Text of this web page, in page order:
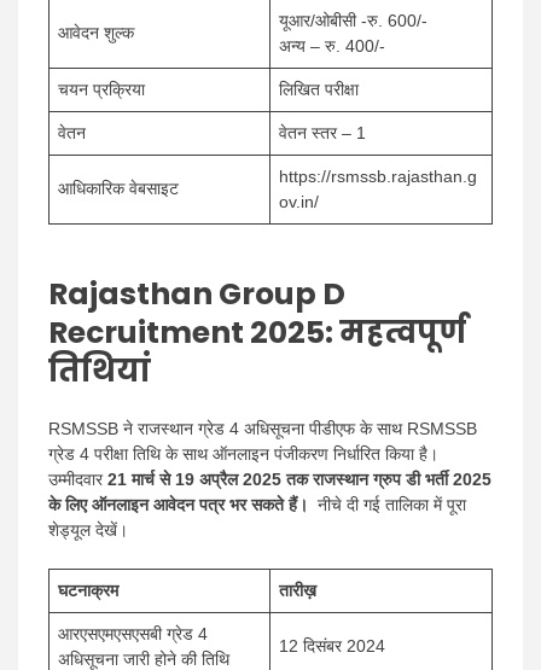
आवेदन शुल्क
यूआर/ओबीसी -रु. 600/-
अन्य – रु. 400/-
चयन प्रक्रिया लिखित परीक्षा
वेतन वेतन स्तर – 1
आधिकारिक वेबसाइट
https://rsmssb.rajasthan.g
ov.in/
Rajasthan Group D
Recruitment 2025: महत्वपूर्ण
तिथियां
RSMSSB ने राजस्थान ग्रेड 4 अधिसूचना पीडीएफ के साथ RSMSSB
ग्रेड 4 परीक्षा तिथि के साथ ऑनलाइन पंजीकरण निर्धारित किया है।
उम्मीदवार21 मार्च से 19 अप्रैल 2025 तकराजस्थान ग्रुप डी भर्ती 2025
के लिए ऑनलाइन आवेदन पत्र भर सकते हैं।
नीचे दी गई तालिका में पूरा
शेड्यूल देखें।
घटनाक्रम तारीख़
आरएसएमएसएसबी ग्रेड 4
अधिसूचना जारी होने की तिथि
12 दिसंबर 2024